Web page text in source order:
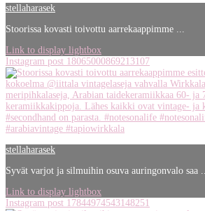
stellaharasek
Stoorissa kovasti toivottu aarrekaappimme ...
Link to display lightbox
Instagram post 18065000869213107
stellaharasek
Syvät varjot ja silmuihin osuva auringonvalo saa ...
Link to display lightbox
Instagram post 17844974543148251